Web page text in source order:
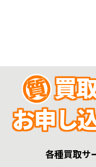
買
お申し
各種買取サ